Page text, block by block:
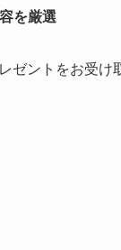
を厳選
ゼントをお受け